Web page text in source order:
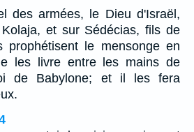
des armées, le Dieu d'Israël,
et sur Sédécias, fils de
prophétisent le mensonge en
les livre entre les mains de
de Babylone; et il les fera